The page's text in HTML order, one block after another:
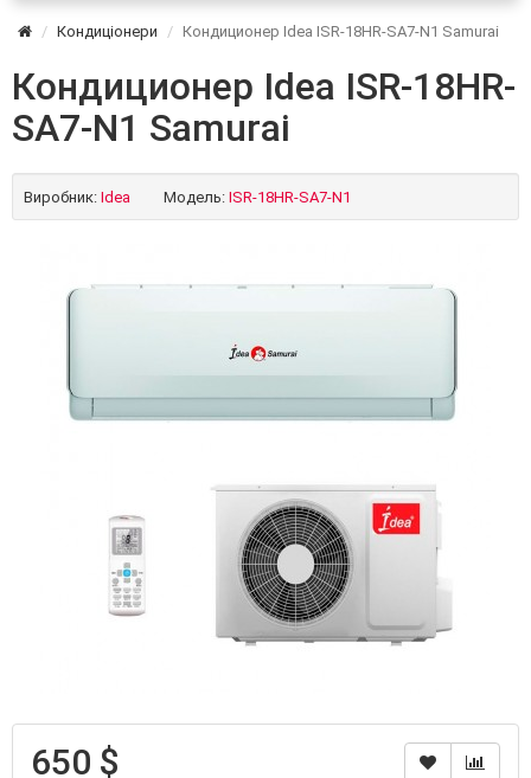
Кондиціонери Кондиционер Idea ISR-18HR-SA7-N1 Samurai
Кондиционер Idea ISR-18HR-
SA7-N1 Samurai
Виробник: Idea Модель: ISR-18HR-SA7-N1
650 $